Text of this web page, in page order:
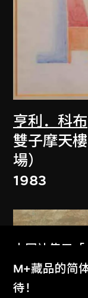
亨利．科布
雙子摩天
場）
1983
本网站使用
体验。
了解更多
M+藏品的简
待！